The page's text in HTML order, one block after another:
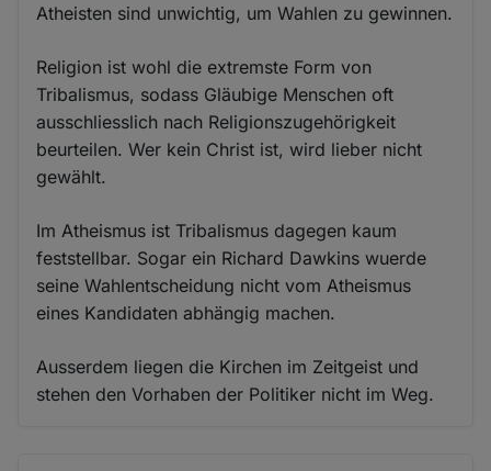
Atheisten sind unwichtig, um Wahlen zu gewinnen.
Religion ist wohl die extremste Form von
Tribalismus, sodass Gläubige Menschen oft
ausschliesslich nach Religionszugehörigkeit
beurteilen. Wer kein Christ ist, wird lieber nicht
gewählt.
Im Atheismus ist Tribalismus dagegen kaum
feststellbar. Sogar ein Richard Dawkins wuerde
seine Wahlentscheidung nicht vom Atheismus
eines Kandidaten abhängig machen.
Ausserdem liegen die Kirchen im Zeitgeist und
stehen den Vorhaben der Politiker nicht im Weg.